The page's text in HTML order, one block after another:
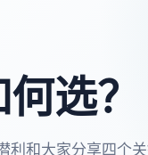
选？
和大家分享四个